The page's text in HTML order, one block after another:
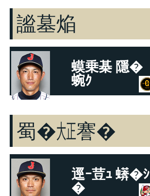
謐墓焔
蟆乗棊 隱�
蜿ｸ
蜀�㍽謇�
逕ｰ荳ｭ 蠎�ｼ
�